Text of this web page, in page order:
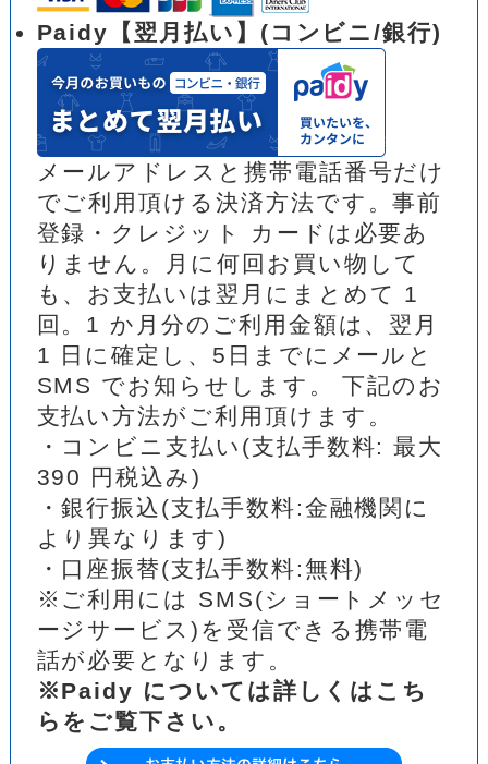
Paidy【翌月払い】(コンビニ/銀行)
メールアドレスと携帯電話番号だけ
でご利用頂ける決済方法です。事前
登録・クレジット カードは必要あ
りません。月に何回お買い物して
も、お支払いは翌月にまとめて 1
回。1 か月分のご利用金額は、翌月
1 日に確定し、5日までにメールと
SMS でお知らせします。 下記のお
支払い方法がご利用頂けます。
・コンビニ支払い(支払手数料: 最大
390 円税込み)
・銀行振込(支払手数料:金融機関に
より異なります)
・口座振替(支払手数料:無料)
※ご利用には SMS(ショートメッセ
ージサービス)を受信できる携帯電
話が必要となります。
※Paidy については詳しくはこち
らをご覧下さい。